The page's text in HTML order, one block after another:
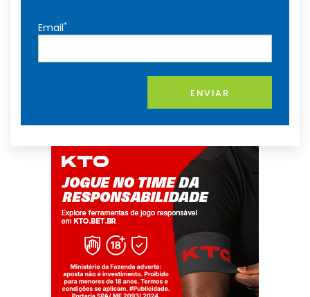
Email*
ENVIAR